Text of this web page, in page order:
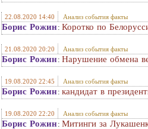
22.08.2020 14:40 Анализ события факты
Борис Рожин: Коротко по
21.08.2020 20:20 Анализ события факты
Борис Рожин: Нарушение обмена
19.08.2020 22:45 Анализ события факты
Борис Рожин: кандидат в
19.08.2020 22:20 Анализ события факты
Борис Рожин: Митинги за